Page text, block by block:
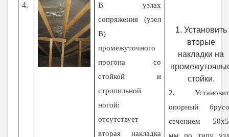
4.
В узлах
сопряжения (узел
В)
промежуточного
прогона со
стойкой и
стропильной
ногой:
отсутствует
вторая накладка
1. Установить
вторые
накладки на
стойки.
2.
опорный
сечением